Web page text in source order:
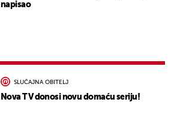
napisao
SLUČAJNA OBITELJ
Nova TV donosi novu domaću seriju!